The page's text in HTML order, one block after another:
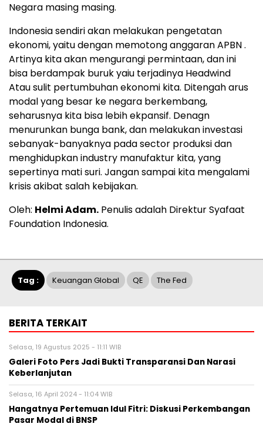
Negara masing masing.
Indonesia sendiri akan melakukan pengetatan
ekonomi, yaitu dengan memotong anggaran APBN .
Artinya kita akan mengurangi permintaan, dan ini
bisa berdampak buruk yaiu terjadinya Headwind
Atau sulit pertumbuhan ekonomi kita. Ditengah arus
modal yang besar ke negara berkembang,
seharusnya kita bisa lebih ekpansif. Denagn
menurunkan bunga bank, dan melakukan investasi
sebanyak-banyaknya pada sector produksi dan
menghidupkan industry manufaktur kita, yang
sepertinya mati suri. Jangan sampai kita mengalami
krisis akibat salah kebijakan.
Oleh: Helmi Adam. Penulis adalah Direktur Syafaat
Foundation Indonesia.
Tag : Keuangan Global QE The Fed
BERITA TERKAIT
Selasa, 19 Agustus 2025 - 11:11 WIB
Galeri Foto Pers Jadi Bukti Transparansi Dan Narasi
Keberlanjutan
Selasa, 16 April 2024 - 11:04 WIB
Hangatnya Pertemuan Idul Fitri: Diskusi Perkembangan
Pasar Modal di BNSP